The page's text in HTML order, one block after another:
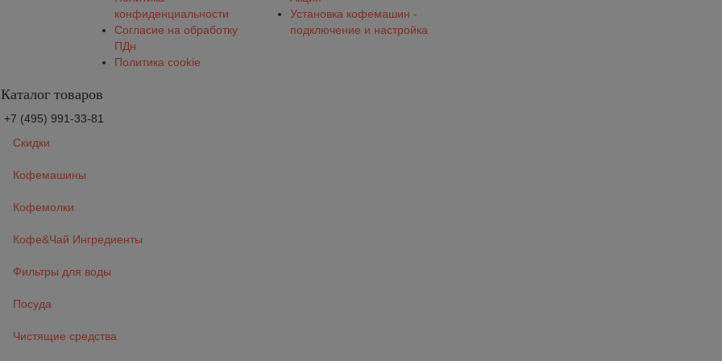
конфиденциальности
Согласие на обработку
ПДн
Политика cookie
Установка кофемашин -
подключение и настройка
Каталог товаров
+7 (495) 991-33-81
Скидки
Кофемашины
Кофемолки
Кофе&Чай Ингредиенты
Фильтры для воды
Посуда
Чистящие средства